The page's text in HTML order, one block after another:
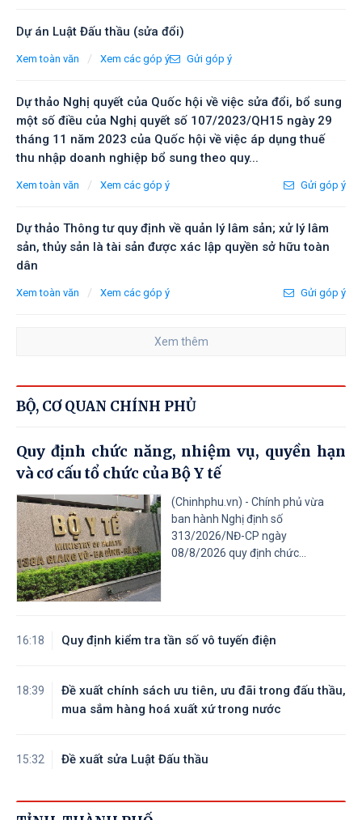
Dự án Luật Đấu thầu (sửa đổi)
Xem toàn văn / Xem các góp ý Gửi góp ý
Dự thảo Nghị quyết của Quốc hội về việc sửa đổi, bổ sung
một số điều của Nghị quyết số 107/2023/QH15 ngày 29
tháng 11 năm 2023 của Quốc hội về việc áp dụng thuế
thu nhập doanh nghiệp bổ sung theo quy...
Xem toàn văn / Xem các góp ý Gửi góp ý
Dự thảo Thông tư quy định về quản lý lâm sản; xử lý lâm
sản, thủy sản là tài sản được xác lập quyền sở hữu toàn
dân
Xem toàn văn / Xem các góp ý Gửi góp ý
Xem thêm
BỘ, CƠ QUAN CHÍNH PHỦ
Quy định chức năng, nhiệm vụ, quyền hạn
và cơ cấu tổ chức của Bộ Y tế
(Chinhphu.vn) - Chính phủ vừa
ban hành Nghị định số
313/2026/NĐ-CP ngày
08/8/2026 quy định chức...
16:18 Quy định kiểm tra tần số vô tuyến điện
18:39
Đề xuất chính sách ưu tiên, ưu đãi trong đấu thầu,
mua sắm hàng hoá xuất xứ trong nước
15:32 Đề xuất sửa Luật Đấu thầu